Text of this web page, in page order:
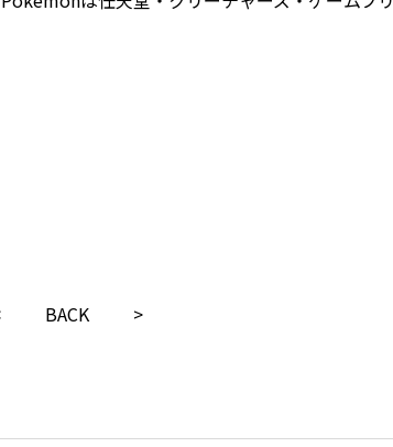
BACK >